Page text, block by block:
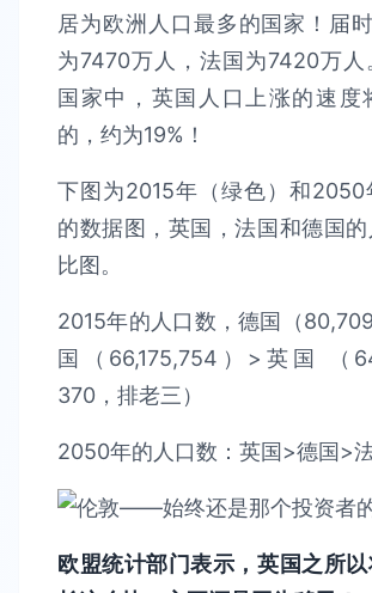
居为欧洲人口最多的国家！届
为7470万人，法国为7420万人
国家中，英国人口上涨的速度
的，约为19%！
下图为2015年（绿色）和2050
的数据图，英国，法国和德国
比图。
2015年的人口数，德国（
国（66,175,754）>英国 （
370，排老三）
2050年的人口数：英国>德国>
欧盟统计部门表示，英国之所